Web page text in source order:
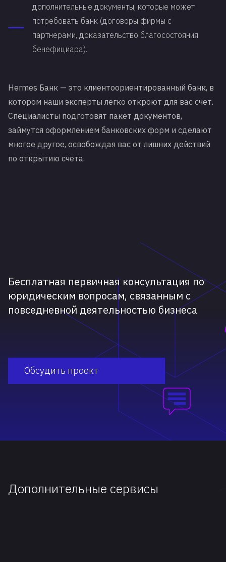
дополнительные документы, которые может
потребовать банк (договоры фирмы с
партнерами, доказательство благосостояния
бенефициара).
Hermes Банк — это клиентоориентированный банк, в
котором наши эксперты легко откроют для вас счет.
Специалисты подготовят пакет документов,
займутся оформлением банковских форм и сделают
многое другое, освобождая вас от лишних действий
по открытию счета.
Бесплатная первичная консультация по
юридическим вопросам, связанным с
повседневной деятельностью бизнеса
Обсудить проект
Дополнительные сервисы